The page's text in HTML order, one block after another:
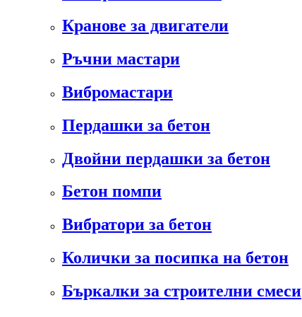
Кранове за двигатели
Ръчни мастари
Вибромастари
Пердашки за бетон
Двойни пердашки за бетон
Бетон помпи
Вибратори за бетон
Колички за посипка на бетон
Бъркалки за строителни смеси